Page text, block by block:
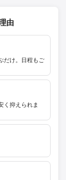
由
だけ。日程もご
く抑えられま